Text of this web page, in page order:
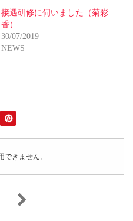
接遇研修に伺いました（菊彩
香）
30/07/2019
NEWS
できません。